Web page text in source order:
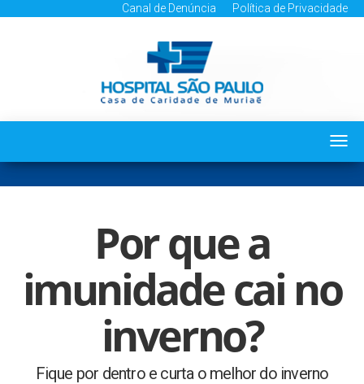
Canal de Denúncia Política de Privacidade
Por que a
imunidade cai no
inverno?
Fique por dentro e curta o melhor do inverno